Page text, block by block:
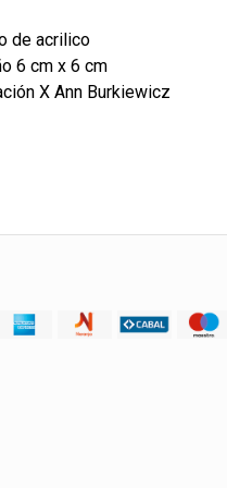
de acrilico
6 cm x 6 cm
X Ann Burkiewicz